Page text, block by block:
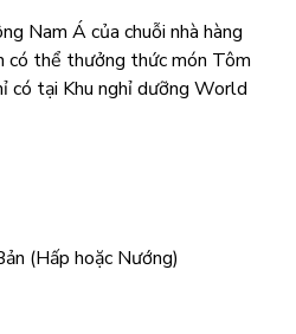
Nam Á của chuỗi nhà hàng
có thể thưởng thức món Tôm
có tại Khu nghỉ dưỡng World
(Hấp hoặc Nướng)